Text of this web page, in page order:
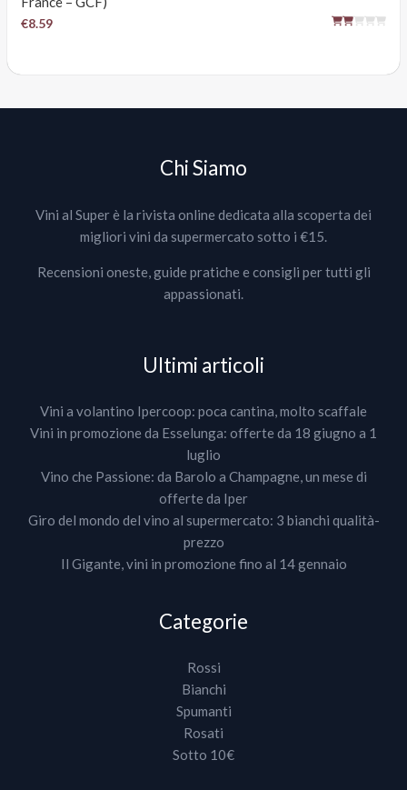
€8.59
Chi Siamo
Vini al Super è la rivista online dedicata alla scoperta dei
migliori vini da supermercato sotto i €15.
Recensioni oneste, guide pratiche e consigli per tutti gli
appassionati.
Ultimi articoli
Vini a volantino Ipercoop: poca cantina, molto scaffale
Vini in promozione da Esselunga: offerte da 18 giugno a 1
luglio
Vino che Passione: da Barolo a Champagne, un mese di
offerte da Iper
Giro del mondo del vino al supermercato: 3 bianchi qualità-
prezzo
Il Gigante, vini in promozione fino al 14 gennaio
Categorie
Rossi
Bianchi
Spumanti
Rosati
Sotto 10€